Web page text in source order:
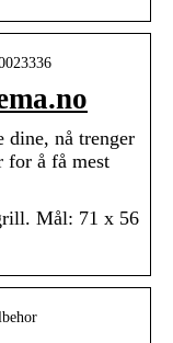
dine, nå trenger
for å få mest
Mål: 71 x 56